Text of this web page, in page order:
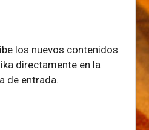
los nuevos contenidos
directamente en la
de entrada.